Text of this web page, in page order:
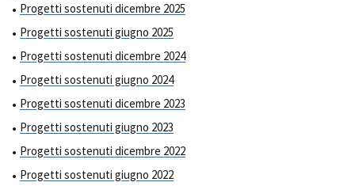
Progetti sostenuti dicembre 2025
Progetti sostenuti giugno 2025
Progetti sostenuti dicembre 2024
Progetti sostenuti giugno 2024
Progetti sostenuti dicembre 2023
Progetti sostenuti giugno 2023
Progetti sostenuti dicembre 2022
Progetti sostenuti giugno 2022